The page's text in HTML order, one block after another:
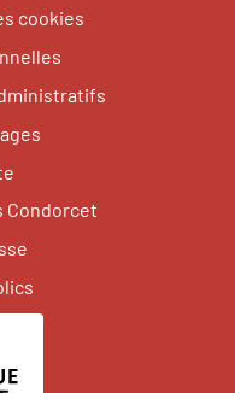
cookies
Condorcet